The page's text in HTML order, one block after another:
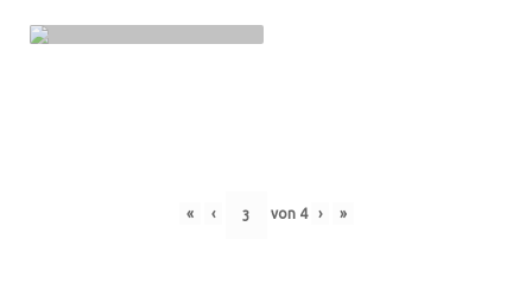
« ‹ von 4 › »